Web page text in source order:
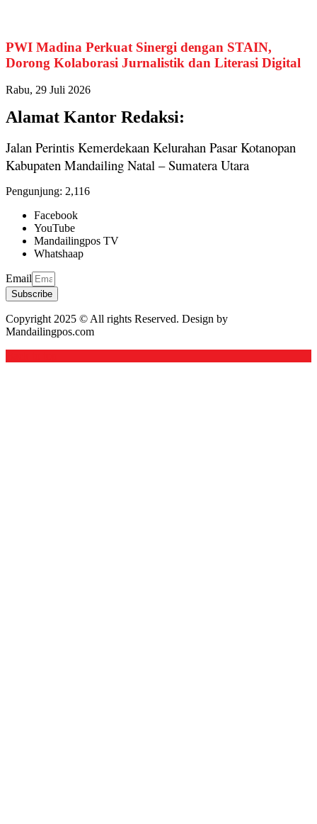
PWI Madina Perkuat Sinergi dengan STAIN,
Dorong Kolaborasi Jurnalistik dan Literasi Digital
Rabu, 29 Juli 2026
Alamat Kantor Redaksi:
Jalan Perintis Kemerdekaan Kelurahan Pasar Kotanopan
Kabupaten Mandailing Natal – Sumatera Utara
Pengunjung: 2,116
Facebook
YouTube
Mandailingpos TV
Whatshaap
Email
Subscribe
Copyright 2025 © All rights Reserved. Design by
Mandailingpos.com